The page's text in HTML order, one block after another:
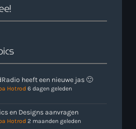
more_vert
heeft een nieuwe jas 🙂
Hotrod 6 dagen geleden
en Designs aanvragen
Hotrod 2 maanden geleden